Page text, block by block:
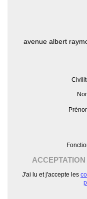
avenue albert
J'ai lu et j'accepte les